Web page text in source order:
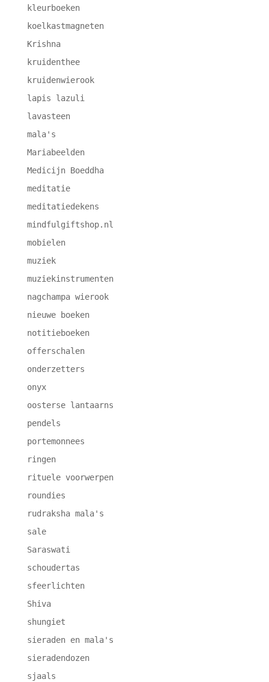
kleurboeken
koelkastmagneten
Krishna
kruidenthee
kruidenwierook
lapis lazuli
lavasteen
mala's
Mariabeelden
Medicijn Boeddha
meditatie
meditatiedekens
mindfulgiftshop.nl
mobielen
muziek
muziekinstrumenten
nagchampa wierook
nieuwe boeken
notitieboeken
offerschalen
onderzetters
onyx
oosterse lantaarns
pendels
portemonnees
ringen
rituele voorwerpen
roundies
rudraksha mala's
sale
Saraswati
schoudertas
sfeerlichten
Shiva
shungiet
sieraden en mala's
sieradendozen
sjaals